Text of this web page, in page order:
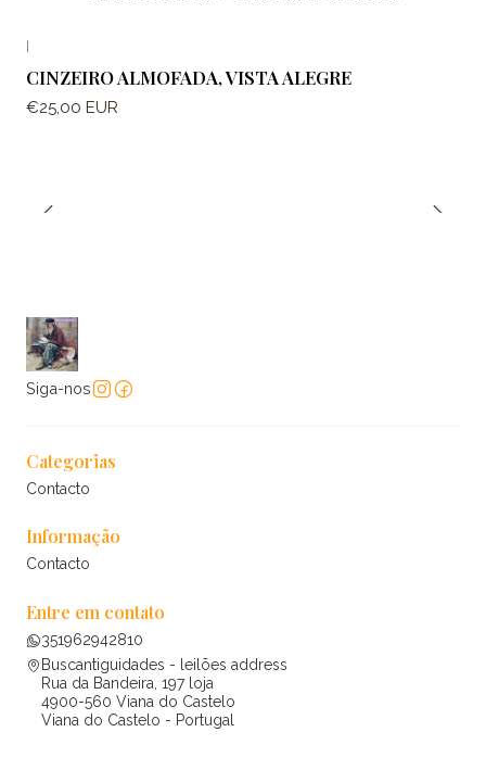
CINZEIRO ALMOFADA, VISTA ALEGRE
€25,00 EUR
Siga-nos
Categorias
Contacto
Informação
Contacto
Entre em contato
351962942810
Buscantiguidades - leilões address
Rua da Bandeira, 197 loja
4900-560 Viana do Castelo
Viana do Castelo - Portugal